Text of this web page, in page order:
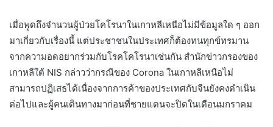
เมื่อพูดถึงจำนวนผู้ป่วยโคโรนาในเกาหลีเหนือไม่มีข้อมูลใด ๆ ออก
มาเกี่ยวกับเรื่องนี้ แต่ประชาชนในประเทศก็ต้องทนทุกข์ทรมาน
จากความอดอยากร่วมกับโรคโคโรนาเช่นกัน สำนักข่าวกรองของ
เกาหลีใต้ NIS กล่าวว่ากรณีของ Corona ในเกาหลีเหนือไม่
สามารถปฏิเสธได้เนื่องจากการค้าของประเทศกับจีนยังคงดำเนิน
ต่อไปและผู้คนเดินทางมาก่อนที่ชายแดนจะปิดในเดือนมกราคม